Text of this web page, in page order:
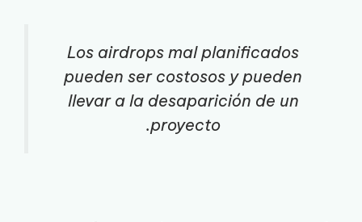
Los airdrops mal planificados
pueden ser costosos y pueden
llevar a la desaparición de un
proyecto.